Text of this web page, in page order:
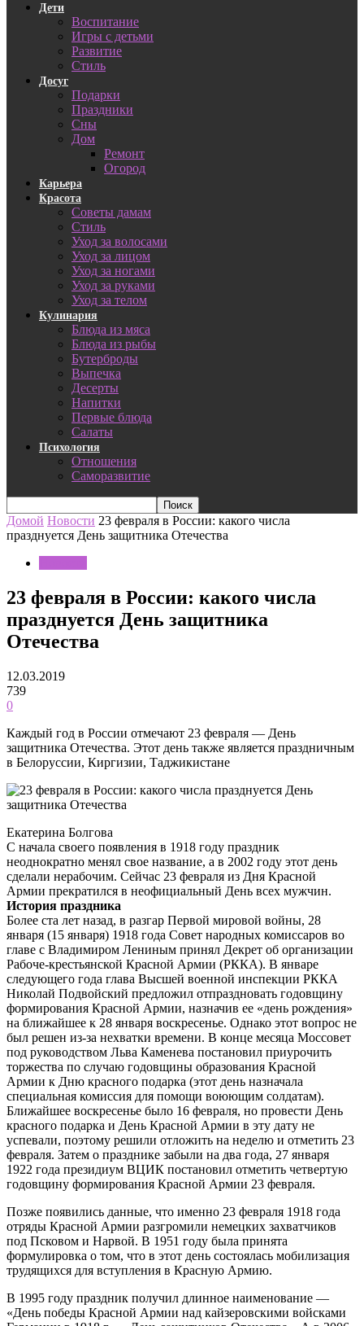
Дети
Воспитание
Игры с детьми
Развитие
Стиль
Досуг
Подарки
Праздники
Сны
Дом
Ремонт
Огород
Карьера
Красота
Советы дамам
Стиль
Уход за волосами
Уход за лицом
Уход за ногами
Уход за руками
Уход за телом
Кулинария
Блюда из мяса
Блюда из рыбы
Бутерброды
Выпечка
Десерты
Напитки
Первые блюда
Салаты
Психология
Отношения
Саморазвитие
Домой Новости 23 февраля в России: какого числа
празднуется День защитника Отечества
23 февраля в России: какого числа
празднуется День защитника
Отечества
12.03.2019
739
0
Каждый год в России отмечают 23 февраля — День
защитника Отечества. Этот день также является праздничным
в Белоруссии, Киргизии, Таджикистане
Екатерина Болгова
C начала своего появления в 1918 году праздник
неоднократно менял свое название, а в 2002 году этот день
сделали нерабочим. Сейчас 23 февраля из Дня Красной
Армии прекратился в неофициальный День всех мужчин.
История праздника
Более ста лет назад, в разгар Первой мировой войны, 28
января (15 января) 1918 года Совет народных комиссаров во
главе с Владимиром Лениным принял Декрет об организации
Рабоче-крестьянской Красной Армии (РККА). В январе
следующего года глава Высшей военной инспекции РККА
Николай Подвойский предложил отпраздновать годовщину
формирования Красной Армии, назначив ее «день рождения»
на ближайшее к 28 января воскресенье. Однако этот вопрос не
был решен из-за нехватки времени. В конце месяца Моссовет
под руководством Льва Каменева постановил приурочить
торжества по случаю годовщины образования Красной
Армии к Дню красного подарка (этот день назначала
специальная комиссия для помощи воюющим солдатам).
Ближайшее воскресенье было 16 февраля, но провести День
красного подарка и День Красной Армии в эту дату не
успевали, поэтому решили отложить на неделю и отметить 23
февраля. Затем о празднике забыли на два года, 27 января
1922 года президиум ВЦИК постановил отметить четвертую
годовщину формирования Красной Армии 23 февраля.
Позже появились данные, что именно 23 февраля 1918 года
отряды Красной Армии разгромили немецких захватчиков
под Псковом и Нарвой. В 1951 году была принята
формулировка о том, что в этот день состоялась мобилизация
трудящихся для вступления в Красную Армию.
В 1995 году праздник получил длинное наименование —
«День победы Красной Армии над кайзеровскими войсками